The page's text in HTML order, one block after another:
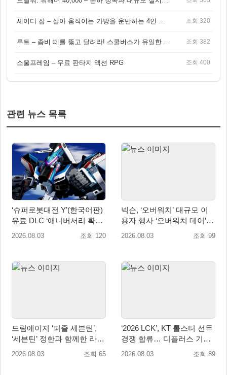
조회 320
조회 382
소울프레임 – 무료 판타지 액션 RPG 조회 400
관련 뉴스 목록
‘슈퍼로봇대전 Y’(한국어판)
유료 DLC ‘애니버서리 확장
팩’ 8월 5일(수) 판매 시작!
2026.08.03 조회 120
넥슨, ‘오버워치’ 대규모 이
용자 행사 ‘오버워치 데이’ 8
월 22·23일 개최!
2026.08.03 조회 99
드림에이지 ‘퍼즐 세븐틴’,
‘세븐틴’ 정한과 함께한 라이
브 방송 성료
2026.08.03 조회 65
‘2026 LCK’, KT 롤스터 선두
경쟁 합류… 디플러스 기아
상승세 지속
2026.08.03 조회 89